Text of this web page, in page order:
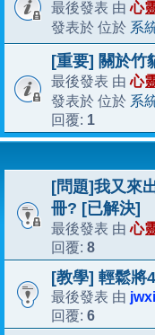
最後發表 由心
發表於 位於 系
[重要] 關於竹
最後發表 由心
發表於 位於 系
回覆: 1
[問題]我又來
冊? [已解決]
最後發表 由心
回覆: 8
[教學] 輕鬆將
最後發表 由
回覆: 6